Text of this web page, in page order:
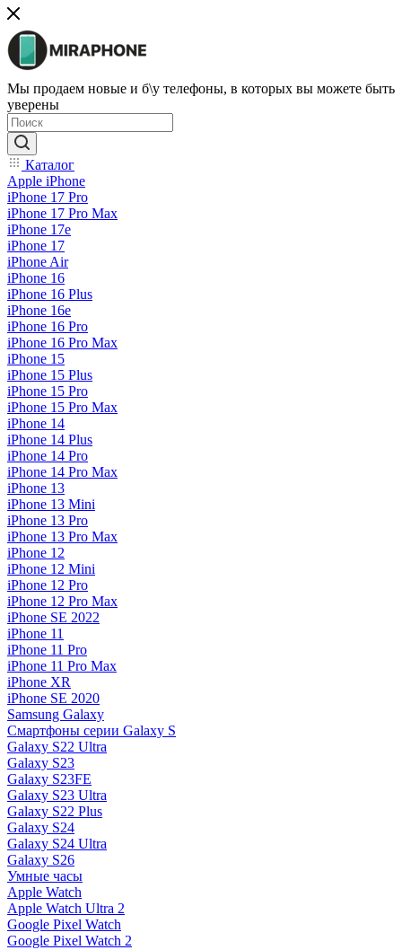
Мы продаем новые и б\у телефоны, в которых вы можете быть
уверены
Каталог
Apple iPhone
iPhone 17 Pro
iPhone 17 Pro Max
iPhone 17e
iPhone 17
iPhone Air
iPhone 16
iPhone 16 Plus
iPhone 16e
iPhone 16 Pro
iPhone 16 Pro Max
iPhone 15
iPhone 15 Plus
iPhone 15 Pro
iPhone 15 Pro Max
iPhone 14
iPhone 14 Plus
iPhone 14 Pro
iPhone 14 Pro Max
iPhone 13
iPhone 13 Mini
iPhone 13 Pro
iPhone 13 Pro Max
iPhone 12
iPhone 12 Mini
iPhone 12 Pro
iPhone 12 Pro Max
iPhone SE 2022
iPhone 11
iPhone 11 Pro
iPhone 11 Pro Max
iPhone XR
iPhone SE 2020
Samsung Galaxy
Смартфоны серии Galaxy S
Galaxy S22 Ultra
Galaxy S23
Galaxy S23FE
Galaxy S23 Ultra
Galaxy S22 Plus
Galaxy S24
Galaxy S24 Ultra
Galaxy S26
Умные часы
Apple Watch
Apple Watch Ultra 2
Google Pixel Watch
Google Pixel Watch 2